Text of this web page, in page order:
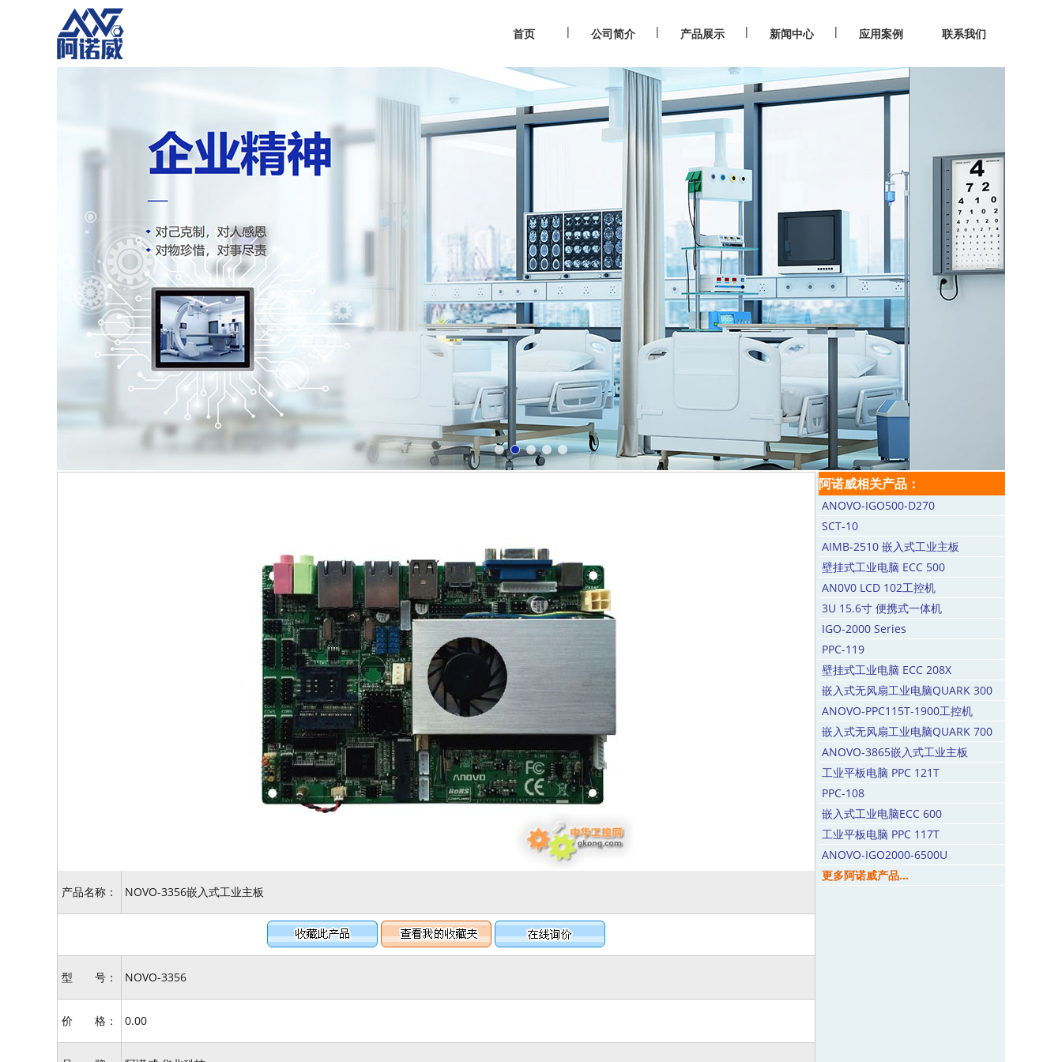
首页 | 公司简介 | 产品展示 | 新闻中心 | 应用案例 联系我们
产品名称： NOVO-3356嵌入式工业主板
型 号： NOVO-3356
价 格： 0.00
阿诺威相关产品：
ANOVO-IGO500-D270
SCT-10
AIMB-2510 嵌入式工业主板
壁挂式工业电脑 ECC 500
AN0V0 LCD 102工控机
3U 15.6寸 便携式一体机
IGO-2000 Series
PPC-119
壁挂式工业电脑 ECC 208X
嵌入式无风扇工业电脑QUARK 300
ANOVO-PPC115T-1900工控机
嵌入式无风扇工业电脑QUARK 700
ANOVO-3865嵌入式工业主板
工业平板电脑 PPC 121T
PPC-108
嵌入式工业电脑ECC 600
工业平板电脑 PPC 117T
ANOVO-IGO2000-6500U
更多阿诺威产品...